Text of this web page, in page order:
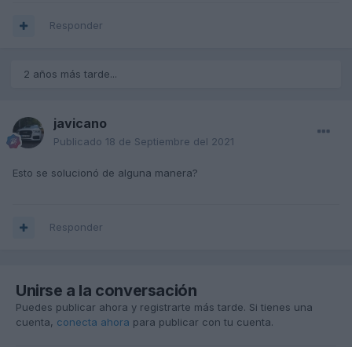
Responder
2 años más tarde...
javicano
Publicado 18 de Septiembre del 2021
Esto se solucionó de alguna manera?
Responder
Unirse a la conversación
Puedes publicar ahora y registrarte más tarde. Si tienes una
cuenta, conecta ahora para publicar con tu cuenta.